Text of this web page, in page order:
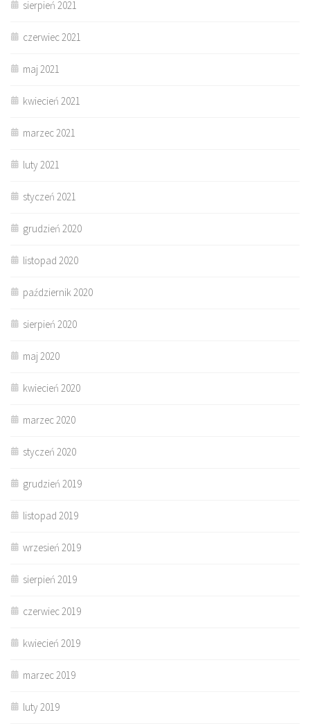
sierpień 2021
czerwiec 2021
maj 2021
kwiecień 2021
marzec 2021
luty 2021
styczeń 2021
grudzień 2020
listopad 2020
październik 2020
sierpień 2020
maj 2020
kwiecień 2020
marzec 2020
styczeń 2020
grudzień 2019
listopad 2019
wrzesień 2019
sierpień 2019
czerwiec 2019
kwiecień 2019
marzec 2019
luty 2019